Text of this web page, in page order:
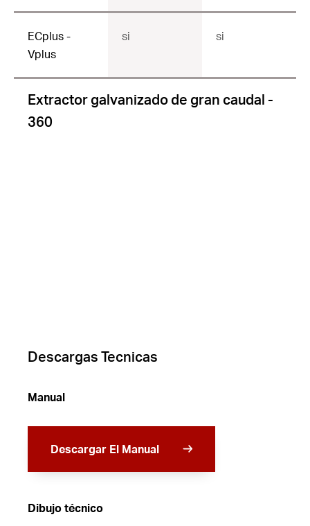
ECplus -
Vplus
si si
Extractor galvanizado de gran caudal -
360
Descargas Tecnicas
Manual
Descargar El Manual
Dibujo técnico